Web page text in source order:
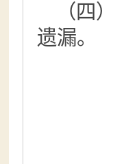
（四
遗漏。